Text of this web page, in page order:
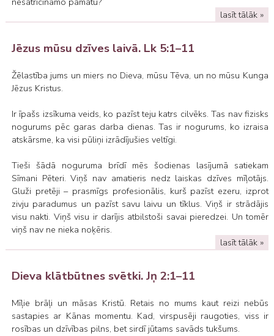
lasīt tālāk »
Jēzus mūsu dzīves laivā. Lk 5:1–11
Žēlastība jums un miers no Dieva, mūsu Tēva, un no mūsu Kunga
Jēzus Kristus.
Ir īpašs izsīkuma veids, ko pazīst teju katrs cilvēks. Tas nav fizisks
nogurums pēc garas darba dienas. Tas ir nogurums, ko izraisa
atskārsme, ka visi pūliņi izrādījušies veltīgi.
Tieši šādā noguruma brīdī mēs šodienas lasījumā satiekam
Sīmani Pēteri. Viņš nav amatieris nedz laiskas dzīves mīļotājs.
Gluži pretēji – prasmīgs profesionālis, kurš pazīst ezeru, izprot
zivju paradumus un pazīst savu laivu un tīklus. Viņš ir strādājis
visu nakti. Viņš visu ir darījis atbilstoši savai pieredzei. Un tomēr
viņš nav ne nieka noķēris.
lasīt tālāk »
Dieva klātbūtnes svētki. Jņ 2:1–11
Mīļie brāļi un māsas Kristū. Retais no mums kaut reizi nebūs
sastapies ar Kānas momentu. Kad, virspusēji raugoties, viss ir
rosības un dzīvības pilns, bet sirdī jūtams savāds tukšums.